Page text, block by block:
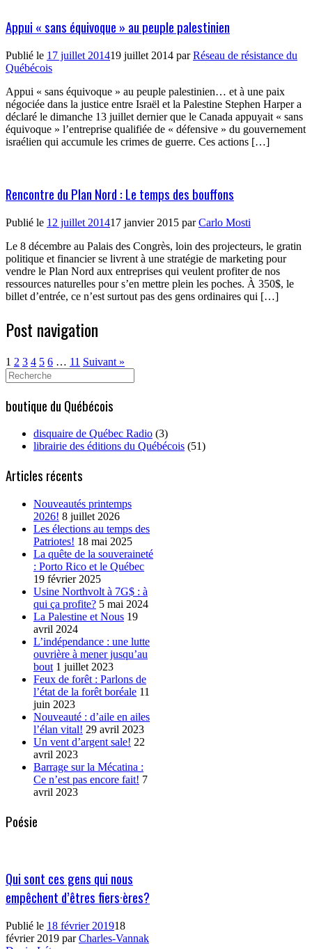
Appui « sans équivoque » au peuple palestinien
Publié le 17 juillet 201419 juillet 2014 parRéseau de résistance du
Québécois
Appui « sans équivoque » au peuple palestinien… et à une paix
négociée dans la justice entre Israël et la Palestine Stephen Harper a
déclaré le dimanche 13 juillet dernier que le Canada appuyait « sans
équivoque » l’entreprise qualifiée de « défensive » du gouvernement
israélien qui accumule les crimes de guerre. Ces actions […]
Rencontre du Plan Nord : Le temps des bouffons
Publié le 12 juillet 201417 janvier 2015 parCarlo Mosti
Le 8 décembre au Palais des Congrès, loin des projecteurs, le gratin
politique et financier se livrent à une stratégie de marketing pour
vendre le Plan Nord aux entreprises qui veulent profiter de nos
ressources naturelles pour s’en mettre plein les poches. À 350$, le
billet d’entrée, ce n’est surtout pas des gens ordinaires qui […]
Post navigation
1 2 3 4 5 6 … 11 Suivant »
Search
for:
boutique du Québécois
disquaire de Québec Radio (3)
librairie des éditions du Québécois (51)
Articles récents
Nouveautés printemps
2026! 8 juillet 2026
Les élections au temps des
Patriotes! 18 mai 2025
La quête de la souveraineté
: Porto Rico et le Québec
19 février 2025
Usine Northvolt à 7G$ : à
qui ça profite? 5 mai 2024
La Palestine et Nous 19
avril 2024
L’indépendance : une lutte
ouvrière à mener jusqu’au
bout 1 juillet 2023
Feux de forêt : Parlons de
l’état de la forêt boréale 11
juin 2023
Nouveauté : d’aile en ailes
l’élan vital! 29 avril 2023
Un vent d’argent sale! 22
avril 2023
Barrage sur la Mécatina :
Ce n’est pas encore fait! 7
avril 2023
Poésie
Qui sont ces gens qui nous
empêchent d’êtres fiers·ères?
Publié le 18 février 201918
février 2019 parCharles-Vannak